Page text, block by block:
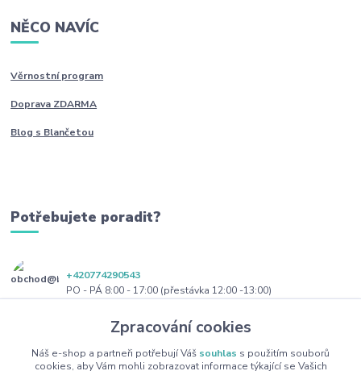
NĚCO NAVÍC
Věrnostní program
Doprava ZDARMA
Blog s Blančetou
Potřebujete poradit?
+420774290543
PO - PÁ 8:00 - 17:00 (přestávka 12:00 -13:00)
obchod@blanceta.czZpracování cookies
Náš e-shop a partneři potřebují Váš souhlas s použitím souborů
cookies, aby Vám mohli zobrazovat informace týkající se Vašich